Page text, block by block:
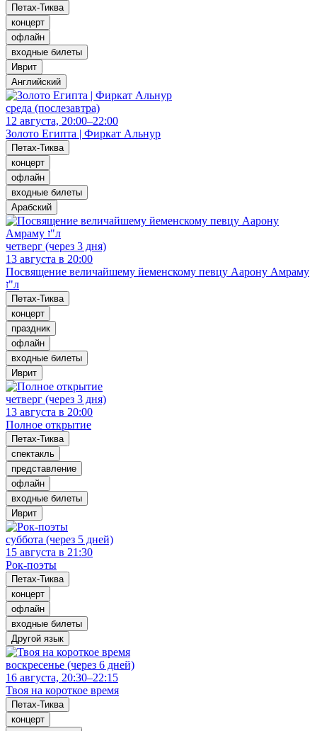
Петах-Тиква
концерт
офлайн
входные билеты
Иврит
Английский
среда (послезавтра)
12 августа, 20:00–22:00
Золото Египта | Фиркат Альнур
Петах-Тиква
концерт
офлайн
входные билеты
Арабский
четверг (через 3 дня)
13 августа в 20:00
Посвящение величайшему йеменскому певцу Аарону Амраму
ז"л
Петах-Тиква
концерт
праздник
офлайн
входные билеты
Иврит
четверг (через 3 дня)
13 августа в 20:00
Полное открытие
Петах-Тиква
спектакль
представление
офлайн
входные билеты
Иврит
суббота (через 5 дней)
15 августа в 21:30
Рок-поэты
Петах-Тиква
концерт
офлайн
входные билеты
Другой язык
воскресенье (через 6 дней)
16 августа, 20:30–22:15
Твоя на короткое время
Петах-Тиква
концерт